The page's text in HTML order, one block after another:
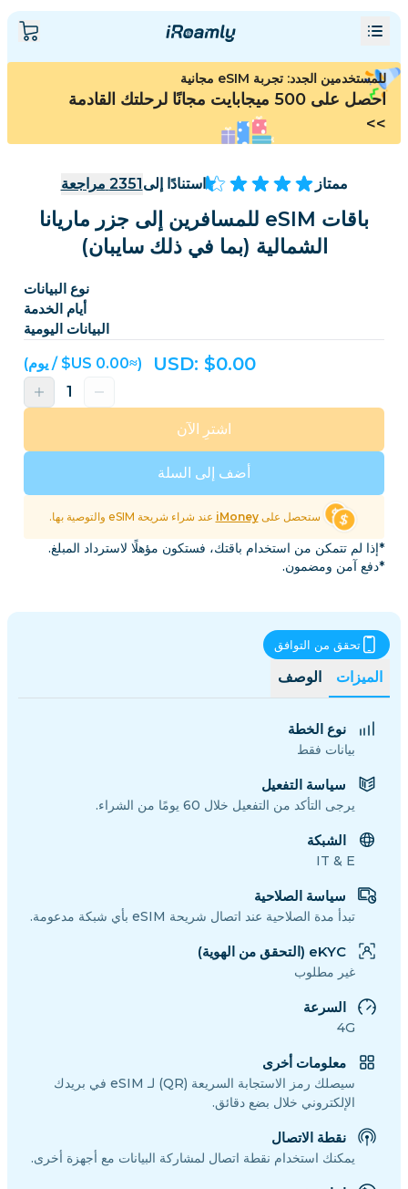
للمستخدمين الجدد: تجربة eSIM مجانية
احصل على 500 ميجابايت مجانًا لرحلتك القادمة
>>
ممتاز استنادًا إلى2351 مراجعة
باقات eSIM للمسافرين إلى جزر ماريانا
الشمالية (بما في ذلك سايبان)
نوع البيانات
أيام الخدمة
البيانات اليومية
USD: $0.00 (≈‏0.00 US$ / يوم)
أضف إلى السلة
اشترِ الآن
ستحصل علىiMoney عند شراء شريحة eSIM والتوصية بها.
*إذا لم تتمكن من استخدام باقتك، فستكون مؤهلًا لاسترداد المبلغ.
*دفع آمن ومضمون.
الميزات الوصف
تحقق من التوافق
نوع الخطة
بيانات فقط
سياسة التفعيل
يرجى التأكد من التفعيل خلال 60 يومًا من الشراء.
الشبكة
IT & E
سياسة الصلاحية
تبدأ مدة الصلاحية عند اتصال شريحة eSIM بأي شبكة مدعومة.
eKYC (التحقق من الهوية)
غير مطلوب
السرعة
4G
معلومات أخرى
سيصلك رمز الاستجابة السريعة (QR) لـ eSIM في بريدك
الإلكتروني خلال بضع دقائق.
نقطة الاتصال
يمكنك استخدام نقطة اتصال لمشاركة البيانات مع أجهزة أخرى.